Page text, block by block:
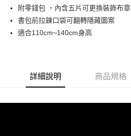
運送方式
付款後全家取貨
每筆NT$80，滿NT$900(含以上)免運費
附零錢包 ，內含五片可更換裝飾布章
書包前拉鍊口袋可翻轉隱藏圖案
適合110cm~140cm身高
詳細說明 商品規格